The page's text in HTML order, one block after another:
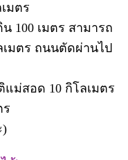
มตร
100 เมตร สามารถ
เมตร ถนนตัดผ่านไป
ม่สอด 10 กิโลเมตร
ร
)